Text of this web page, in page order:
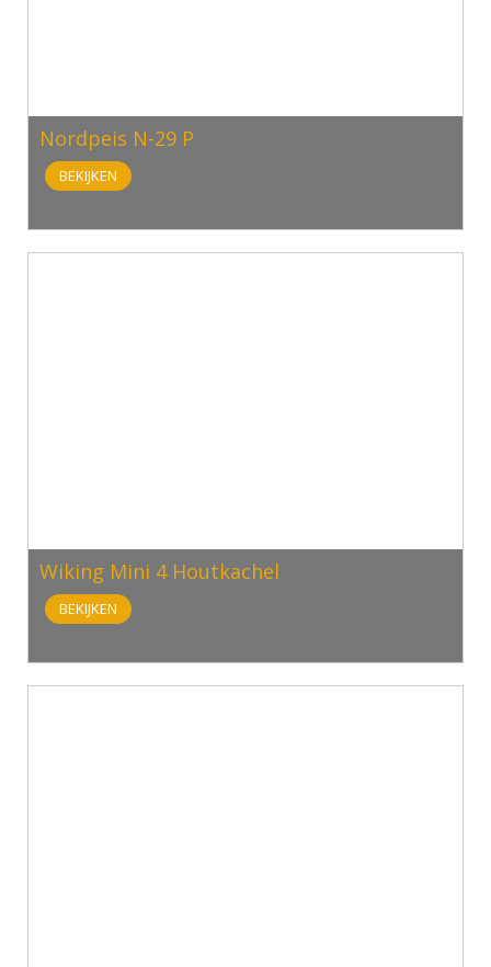
Nordpeis N-29 P
BEKIJKEN
Wiking Mini 4 Houtkachel
BEKIJKEN